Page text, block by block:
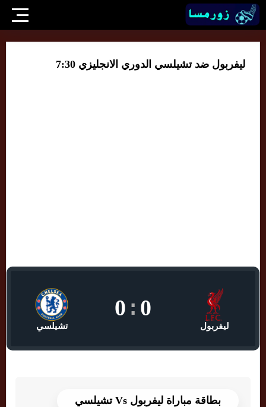
ليفربول ضد تشيلسي الدوري الانجليزي 7:30
ليفربول
0
:
0
تشيلسي
بطاقة مباراة ليفربول Vs تشيلسي